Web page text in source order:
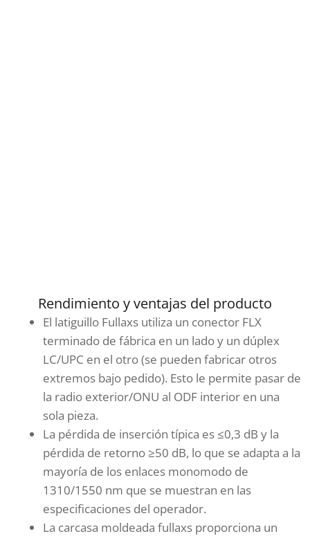
Rendimiento y ventajas del producto
El latiguillo Fullaxs utiliza un conector FLX
terminado de fábrica en un lado y un dúplex
LC/UPC en el otro (se pueden fabricar otros
extremos bajo pedido). Esto le permite pasar de
la radio exterior/ONU al ODF interior en una
sola pieza.
La pérdida de inserción típica es ≤0,3 dB y la
pérdida de retorno ≥50 dB, lo que se adapta a la
mayoría de los enlaces monomodo de
1310/1550 nm que se muestran en las
especificaciones del operador.
La carcasa moldeada fullaxs proporciona un